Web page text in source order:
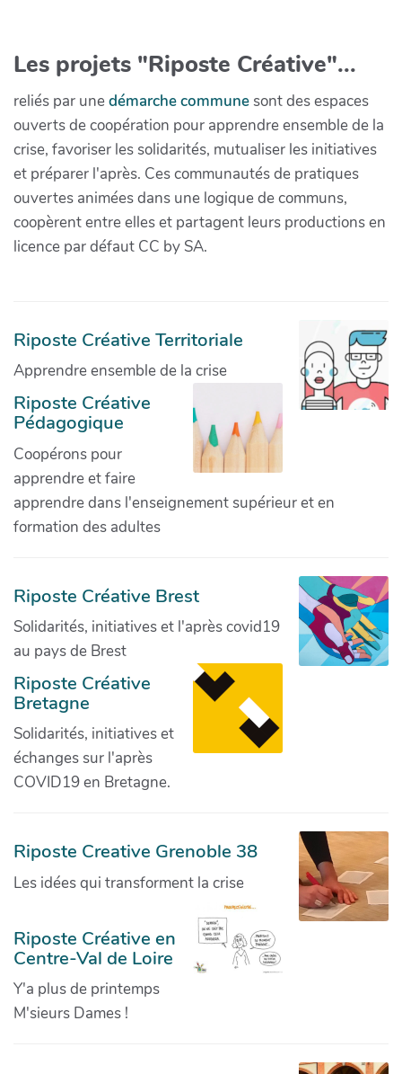
Les projets "Riposte Créative"...
reliés par unedémarche communesont des espaces
ouverts de coopération pour apprendre ensemble de la
crise, favoriser les solidarités, mutualiser les initiatives
et préparer l'après. Ces communautés de pratiques
ouvertes animées dans une logique de communs,
coopèrent entre elles et partagent leurs productions en
licence par défaut CC by SA.
Riposte Créative Territoriale
Apprendre ensemble de la crise
Riposte Créative
Pédagogique
Coopérons pour
apprendre et faire
apprendre dans l'enseignement supérieur et en
formation des adultes
Riposte Créative Brest
Solidarités, initiatives et l'après covid19
au pays de Brest
Riposte Créative
Bretagne
Solidarités, initiatives et
échanges sur l'après
COVID19 en Bretagne.
Riposte Creative Grenoble 38
Les idées qui transforment la crise
Riposte Créative en
Centre-Val de Loire
Y'a plus de printemps
M'sieurs Dames !